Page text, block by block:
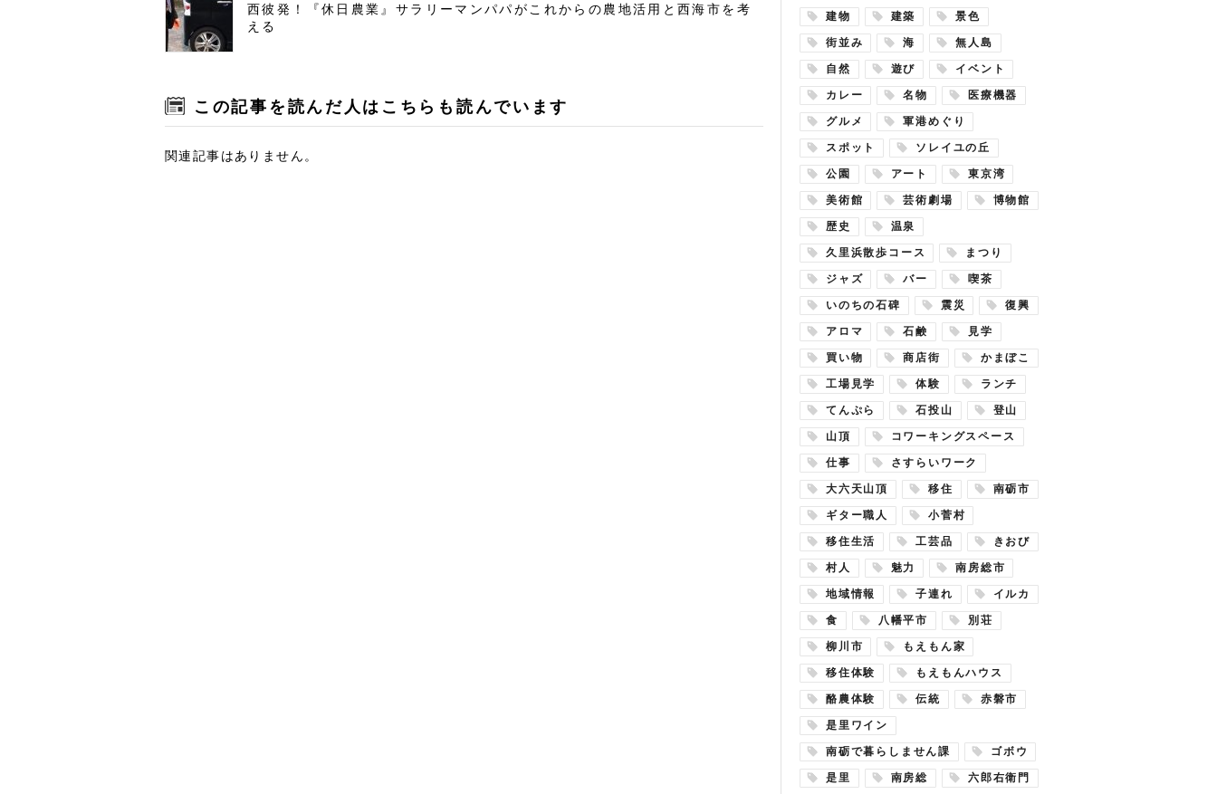
西彼発！『休日農業』サラリーマンパパがこれからの農地活用と西海市を考
える
この記事を読んだ人はこちらも読んでいます
関連記事はありません。
建物 建築 景色
街並み 海 無人島
自然 遊び イベント
カレー 名物 医療機器
グルメ 軍港めぐり
スポット ソレイユの丘
公園 アート 東京湾
美術館 芸術劇場 博物館
歴史 温泉
久里浜散歩コース まつり
ジャズ バー 喫茶
いのちの石碑 震災 復興
アロマ 石鹸 見学
買い物 商店街 かまぼこ
工場見学 体験 ランチ
てんぷら 石投山 登山
山頂 コワーキングスペース
仕事 さすらいワーク
大六天山頂 移住 南砺市
ギター職人 小菅村
移住生活 工芸品 きおび
村人 魅力 南房総市
地域情報 子連れ イルカ
食 八幡平市 別荘
柳川市 もえもん家
移住体験 もえもんハウス
酪農体験 伝統 赤磐市
是里ワイン
南砺で暮らしません課 ゴボウ
是里 南房総 六郎右衛門